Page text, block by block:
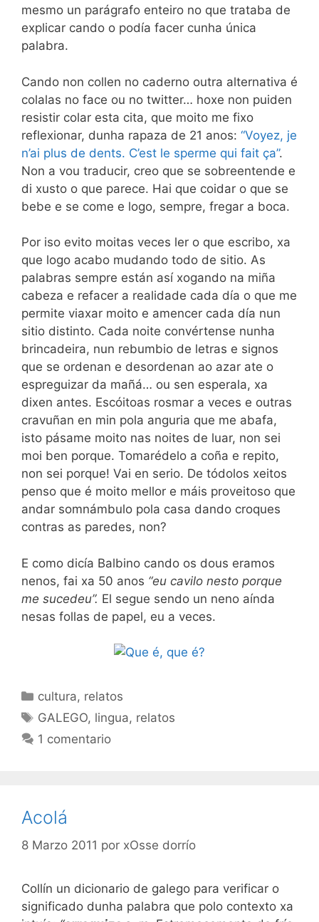
mesmo un parágrafo enteiro no que trataba de
explicar cando o podía facer cunha única
palabra.
Cando non collen no caderno outra alternativa é
colalas no face ou no twitter… hoxe non puiden
resistir colar esta cita, que moito me fixo
reflexionar, dunha rapaza de 21 anos: “Voyez, je
n’ai plus de dents. C’est le sperme qui fait ça”.
Non a vou traducir, creo que se sobreentende e
di xusto o que parece. Hai que coidar o que se
bebe e se come e logo, sempre, fregar a boca.
Por iso evito moitas veces ler o que escribo, xa
que logo acabo mudando todo de sitio. As
palabras sempre están así xogando na miña
cabeza e refacer a realidade cada día o que me
permite viaxar moito e amencer cada día nun
sitio distinto. Cada noite convértense nunha
brincadeira, nun rebumbio de letras e signos
que se ordenan e desordenan ao azar ate o
espreguizar da mañá… ou sen esperala, xa
dixen antes. Escóitoas rosmar a veces e outras
cravuñan en min pola anguria que me abafa,
isto pásame moito nas noites de luar, non sei
moi ben porque. Tomarédelo a coña e repito,
non sei porque! Vai en serio. De tódolos xeitos
penso que é moito mellor e máis proveitoso que
andar somnámbulo pola casa dando croques
contras as paredes, non?
E como dicía Balbino cando os dous eramos
nenos, fai xa 50 anos “eu cavilo nesto porque
me sucedeu”. El segue sendo un neno aínda
nesas follas de papel, eu a veces.
Categorías
cultura, relatos
Etiquetas
GALEGO, lingua, relatos
1 comentario
Acolá
8 Marzo 2011 por xOsse dorrío
Collín un dicionario de galego para verificar o
significado dunha palabra que polo contexto xa